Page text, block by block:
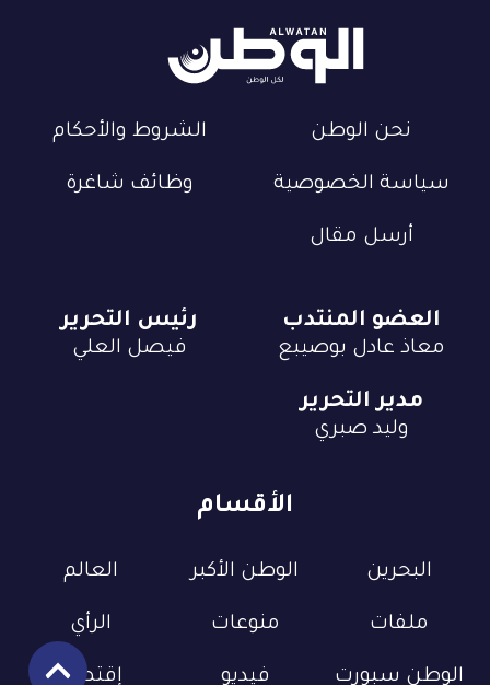
نحن الوطن الشروط والأحكام
سياسة الخصوصية وظائف شاغرة
أرسل مقال
الأقسام
البحرين الوطن الأكبر العالم
ملفات منوعات الرأي
الوطن سبورت فيديو إقتصاد
العضو المنتدب
معاذ عادل بوصيبع
رئيس التحرير
فيصل العلي
مدير التحرير
وليد صبري